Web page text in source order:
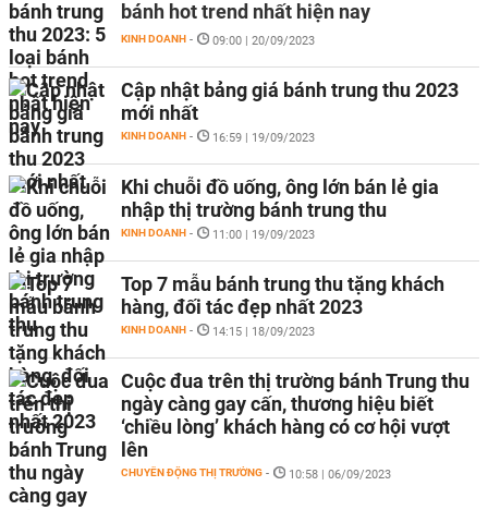
bánh hot trend nhất hiện nay
KINH DOANH - 09:00 | 20/09/2023
Cập nhật bảng giá bánh trung thu 2023
mới nhất
KINH DOANH - 16:59 | 19/09/2023
Khi chuỗi đồ uống, ông lớn bán lẻ gia
nhập thị trường bánh trung thu
KINH DOANH - 11:00 | 19/09/2023
Top 7 mẫu bánh trung thu tặng khách
hàng, đối tác đẹp nhất 2023
KINH DOANH - 14:15 | 18/09/2023
Cuộc đua trên thị trường bánh Trung thu
ngày càng gay cấn, thương hiệu biết
‘chiều lòng’ khách hàng có cơ hội vượt
lên
CHUYỂN ĐỘNG THỊ TRƯỜNG - 10:58 | 06/09/2023